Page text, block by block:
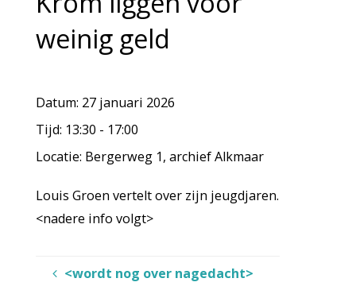
weinig geld
Datum: 27 januari 2026
Tijd: 13:30 - 17:00
Locatie: Bergerweg 1, archief Alkmaar
Louis Groen vertelt over zijn jeugdjaren.
<nadere info volgt>
<wordt nog over nagedacht>